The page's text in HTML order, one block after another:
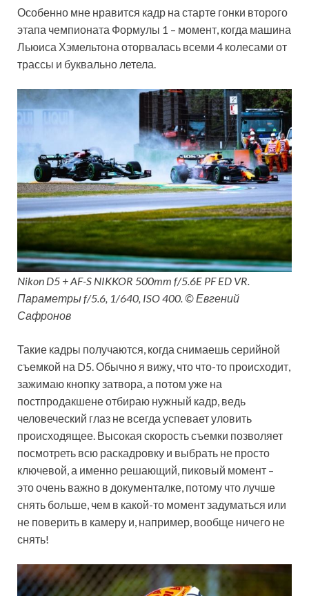
Особенно мне нравится кадр на старте гонки второго
этапа чемпионата Формулы 1 – момент, когда машина
Льюиса Хэмельтона оторвалась всеми 4 колесами от
трассы и буквально летела.
Nikon D5 + AF-S NIKKOR 500mm f/5.6E PF ED VR.
Параметры f/5.6, 1/640, ISO 400. © Евгений
Сафронов
Такие кадры получаются, когда снимаешь серийной
съемкой на D5. Обычно я вижу, что что-то происходит,
зажимаю кнопку затвора, а потом уже на
постпродакшене отбираю нужный кадр, ведь
человеческий глаз не всегда успевает уловить
происходящее. Высокая скорость съемки позволяет
посмотреть всю раскадровку и выбрать не просто
ключевой, а именно решающий, пиковый момент –
это очень важно в документалке, потому что лучше
снять больше, чем в какой-то момент задуматься или
не поверить в камеру и, например, вообще ничего не
снять!